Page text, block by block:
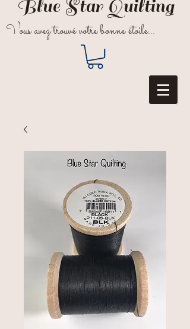
Blue Star Quilting
Vous avez trouvé votre bonne étoile...